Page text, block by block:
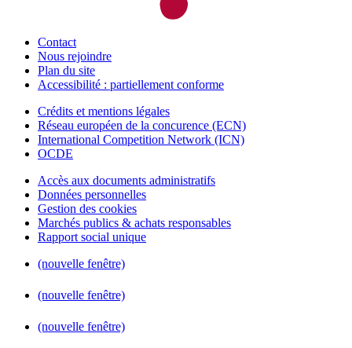
Contact
Nous rejoindre
Plan du site
Accessibilité : partiellement conforme
Crédits et mentions légales
Réseau européen de la concurence (ECN)
International Competition Network (ICN)
OCDE
Accès aux documents administratifs
Données personnelles
Gestion des cookies
Marchés publics & achats responsables
Rapport social unique
(nouvelle fenêtre)
(nouvelle fenêtre)
(nouvelle fenêtre)